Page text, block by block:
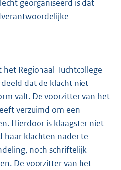
georganiseerd is dat
Regionaal Tuchtcollege
dat de klacht niet
valt. De voorzitter van het
verzuimd om een
Hierdoor is klaagster niet
haar klachten nader te
noch schriftelijk
De voorzitter van het